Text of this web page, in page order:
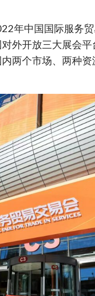
年中国国际服务
外开放三大展会
两个市场、两种资